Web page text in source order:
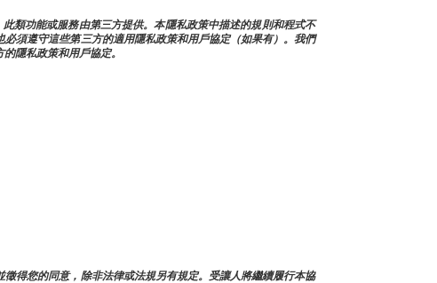
類功能或服務由第三方提供。本隱私政策中描述的規則和程式不
須遵守這些第三方的適用隱私政策和用戶協定（如果有）。我們
隱私政策和用戶協定。
得您的同意，除非法律或法規另有規定。受讓人將繼續履行本協